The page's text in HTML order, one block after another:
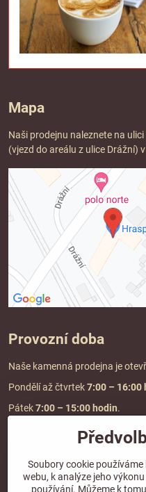
Mapa
Naši prodejnu naleznete na
(vjezd do areálu z ulice Drážní)
Provozní doba
Naše kamenná prodejna je
Pondělí až čtvrtek7:00 – 16:00
Pátek7:00 – 15:00 hodin.
Doprava a platba
DOPRAVA ZDARMA
Soubory cookie
webu, k analýze jeho
používání. Můžeme k